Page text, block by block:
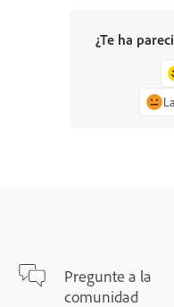
¿Te ha
Pregunte a la
comunidad